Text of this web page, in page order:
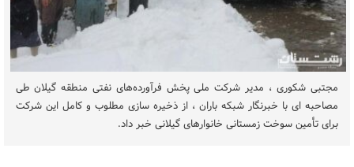
مجتبی شکوری ، مدیر شرکت ملی پخش فرآورده‌های نفتی منطقه گیلان طی
مصاحبه ای با خبرنگار شبکه باران ، از ذخیره سازی مطلوب و کامل این شرکت
برای تأمین سوخت زمستانی خانوارهای گیلانی خبر داد.